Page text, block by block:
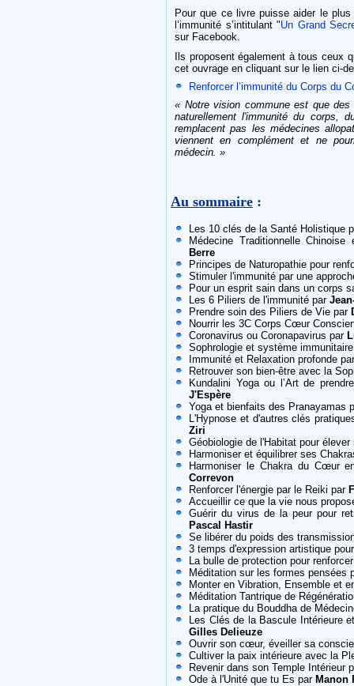
Pour que ce livre puisse aider le
l’immunité s’intitulant "Un Grand
sur Facebook.
Ils proposent également à tous ceux
cet ouvrage en cliquant sur le lien ci-
Renforcer l’immunité du Corps du
« Notre vision commune est que des
naturellement l'immunité du corps,
remplacent pas les médecines
viennent en complément et ne
médecin. »
Au sommaire :
Les 10 clés de la Santé Holistique
Médecine Traditionnelle
Berre
Principes de Naturopathie pour
Stimuler l'immunité par une
Pour un esprit sain dans un corps
Les 6 Piliers de l'immunité par
Prendre soin des Piliers de Vie par
Nourrir les 3C Corps Cœur
Coronavirus ou Coronapavirus par
Sophrologie et système
Immunité et Relaxation profonde
Retrouver son bien-être avec la
Kundalini Yoga ou l’Art de
J'Espère
Yoga et bienfaits des Pranayamas
L'Hypnose et d'autres clés
Ziri
Géobiologie de l'Habitat pour
Harmoniser et équilibrer ses
Harmoniser le Chakra du Cœur
Correvon
Renforcer l'énergie par le Reiki par
Accueillir ce que la vie nous
Guérir du virus de la peur pour
Pascal Hastir
Se libérer du poids des
3 temps d'expression artistique
La bulle de protection pour
Méditation sur les formes pensées
Monter en Vibration, Ensemble et
Méditation Tantrique de
La pratique du Bouddha de
Les Clés de la Bascule Intérieure
Gilles Delieuze
Ouvrir son cœur, éveiller sa
Cultiver la paix intérieure avec la
Revenir dans son Temple Intérieur
Ode à l'Unité que tu Es par Manon